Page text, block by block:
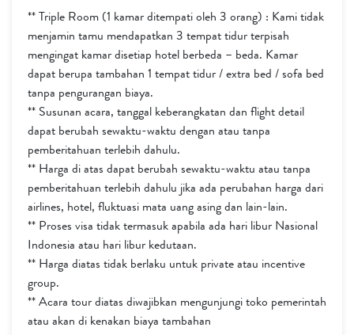
** Triple Room (1 kamar ditempati oleh 3 orang) : Kami tidak
menjamin tamu mendapatkan 3 tempat tidur terpisah
mengingat kamar disetiap hotel berbeda – beda. Kamar
dapat berupa tambahan 1 tempat tidur / extra bed / sofa bed
tanpa pengurangan biaya.
** Susunan acara, tanggal keberangkatan dan flight detail
dapat berubah sewaktu-waktu dengan atau tanpa
pemberitahuan terlebih dahulu.
** Harga di atas dapat berubah sewaktu-waktu atau tanpa
pemberitahuan terlebih dahulu jika ada perubahan harga dari
airlines, hotel, fluktuasi mata uang asing dan lain-lain.
** Proses visa tidak termasuk apabila ada hari libur Nasional
Indonesia atau hari libur kedutaan.
** Harga diatas tidak berlaku untuk private atau incentive
group.
** Acara tour diatas diwajibkan mengunjungi toko pemerintah
atau akan di kenakan biaya tambahan